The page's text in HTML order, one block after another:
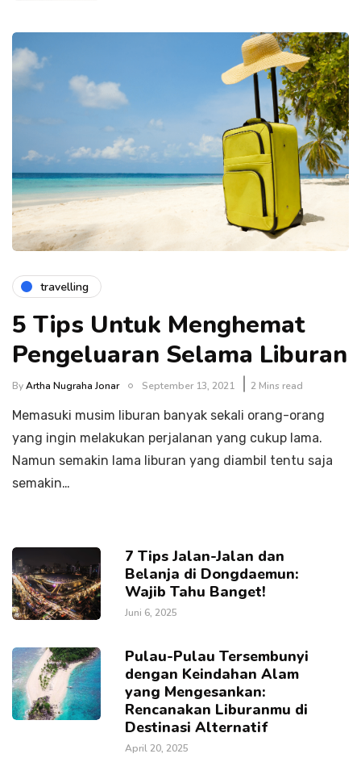
travelling
5 Tips Untuk Menghemat
Pengeluaran Selama Liburan
ByArtha Nugraha Jonar September 13, 2021 2 Mins read
Memasuki musim liburan banyak sekali orang-orang
yang ingin melakukan perjalanan yang cukup lama.
Namun semakin lama liburan yang diambil tentu saja
semakin…
7 Tips Jalan-Jalan dan
Belanja di Dongdaemun:
Wajib Tahu Banget!
Juni 6, 2025
Pulau-Pulau Tersembunyi
dengan Keindahan Alam
yang Mengesankan:
Rencanakan Liburanmu di
Destinasi Alternatif
April 20, 2025